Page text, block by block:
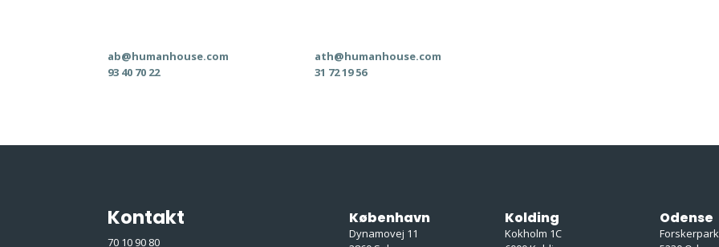
ab@humanhouse.com
93 40 70 22
ath@humanhouse.com
31 72 19 56
Kontakt
70 10 90 80
København
Dynamovej 11
Kolding
Kokholm 1C
Odense